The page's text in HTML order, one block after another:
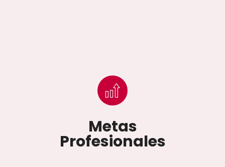
Metas
Profesionales